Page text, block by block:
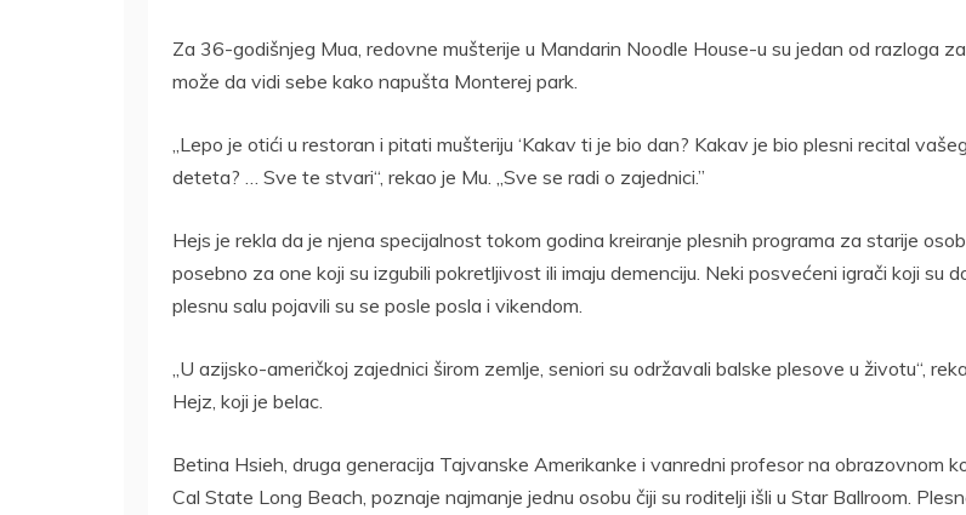
Za 36-godišnjeg Mua, redovne mušterije u Mandarin Noodle House-u su jedan od razloga
može da vidi sebe kako napušta Monterej park.
„Lepo je otići u restoran i pitati mušteriju ‘Kakav ti je bio dan? Kakav je bio plesni recital vašeg
deteta? … Sve te stvari“, rekao je Mu. „Sve se radi o zajednici.”
Hejs je rekla da je njena specijalnost tokom godina kreiranje plesnih programa za starije
posebno za one koji su izgubili pokretljivost ili imaju demenciju. Neki posvećeni igrači koji su
plesnu salu pojavili su se posle posla i vikendom.
„U azijsko-američkoj zajednici širom zemlje, seniori su održavali balske plesove u životu“,
Hejz, koji je belac.
Betina Hsieh, druga generacija Tajvanske Amerikanke i vanredni profesor na obrazovnom
Cal State Long Beach, poznaje najmanje jednu osobu čiji su roditelji išli u Star Ballroom.